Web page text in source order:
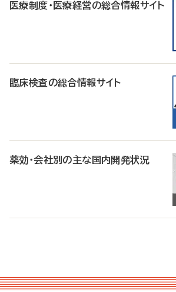
医療制度・医療経営の総合情報サイト
臨床検査の総合情報サイト
薬効・会社別の主な国内開発状況